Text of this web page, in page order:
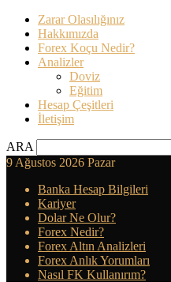
Zarar Olasılığınız
Hakkımızda
Forex Koçu Nedir?
Analizler
Doviz
Eğitim
Hesap Çeşitleri
İletişim
ARA
9 Ağustos 2026 Pazar
Banka Hesap Bilgileri
Kariyer
Dolar Ne Olur?
Forex Nedir?
Forex Altın Analizleri
Forex Anlık Yorumları
Nasıl FK Kullanırım?